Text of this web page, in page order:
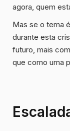
agora, quem
Mas se o tema
durante esta
futuro, mais
que como uma